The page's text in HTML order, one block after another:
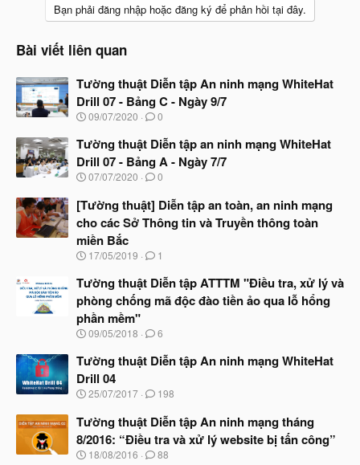
Bạn phải đăng nhập hoặc đăng ký để phản hồi tại đây.
Bài viết liên quan
Tường thuật Diễn tập An ninh mạng WhiteHat
Drill 07 - Bảng C - Ngày 9/7
N
à
b
ắ
đ
ầ
u
09/07/2020 0
Tường thuật Diễn tập an ninh mạng WhiteHat
Drill 07 - Bảng A - Ngày 7/7
N
à
y
b
ắ
t
ầ
u
07/07/2020 0
[Tường thuật] Diễn tập an toàn, an ninh mạng
cho các Sở Thông tin và Truyền thông toàn
miền Bắc
N
à
b
ắ
t
ầ
u
17/05/2019 1
Tường thuật Diễn tập ATTTM "Điều tra, xử lý và
phòng chống mã độc đào tiền ảo qua lỗ hổng
phần mềm"
N
à
b
ắ
đ
ầ
u
09/05/2018 6
Tường thuật Diễn tập An ninh mạng WhiteHat
Drill 04
N
à
y
b
ắ
25/07/2017 198
Tường thuật Diễn tập An ninh mạng tháng
8/2016: “Điều tra và xử lý website bị tấn công”
N
18/08/2016 88